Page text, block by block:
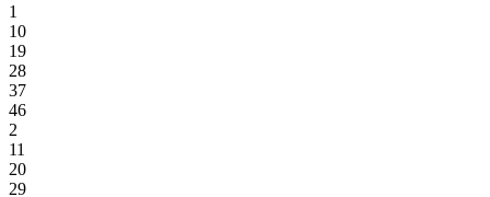
1
10
19
28
37
46
2
11
20
29